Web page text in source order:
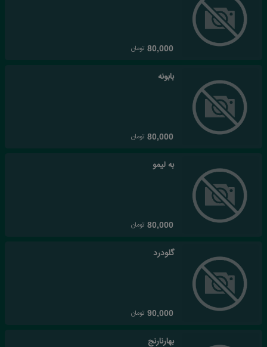
80,000 تومان
بابونه
80,000 تومان
به لیمو
80,000 تومان
گلودرد
90,000 تومان
بهارنارنج